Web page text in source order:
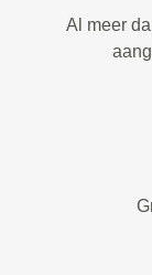
Al meer